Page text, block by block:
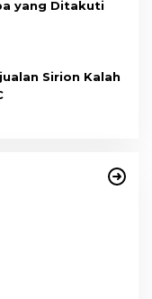
yang Ditakuti
Sirion Kalah